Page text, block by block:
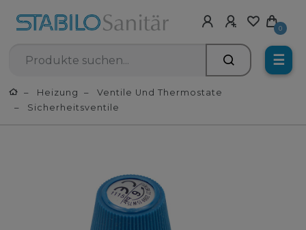
0
☰
Heizung
Ventile Und Thermostate
Sicherheitsventile